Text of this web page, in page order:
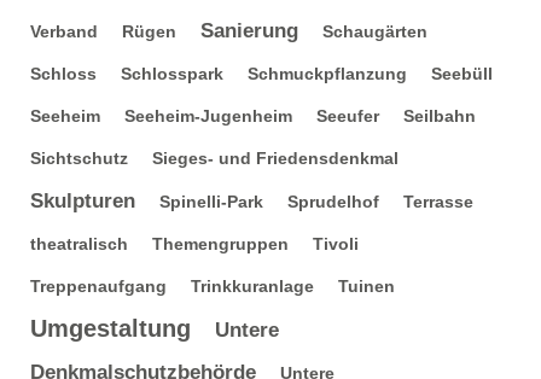
Verband Rügen Sanierung Schaugärten
Schloss Schlosspark Schmuckpflanzung Seebüll
Seeheim Seeheim-Jugenheim Seeufer Seilbahn
Sichtschutz Sieges- und Friedensdenkmal
Skulpturen Spinelli-Park Sprudelhof Terrasse
theatralisch Themengruppen Tivoli
Treppenaufgang Trinkkuranlage Tuinen
Umgestaltung
Untere
Denkmalschutzbehörde
Untere